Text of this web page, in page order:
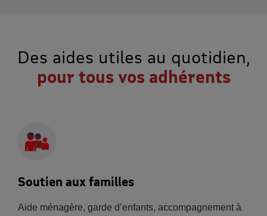
Des aides utiles au quotidien,
pour tous vos adhérents
Soutien aux familles
Aide ménagère, garde d’enfants, accompagnement à